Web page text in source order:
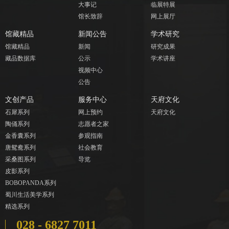
大事记
馆长致辞
临展特展
网上展厅
馆藏精品
馆藏精品
藏品数据库
新闻公告
新闻
公示
视频中心
公告
学术研究
研究成果
学术讲座
文创产品
石犀系列
陶俑系列
金香囊系列
唐鸳鸯系列
采桑图系列
皮影系列
BOBOPANDA系列
蜀川生活美学系列
精选系列
服务中心
网上预约
志愿者之家
参观指南
社会教育
导览
天府文化
天府文化
028 - 6827 7011